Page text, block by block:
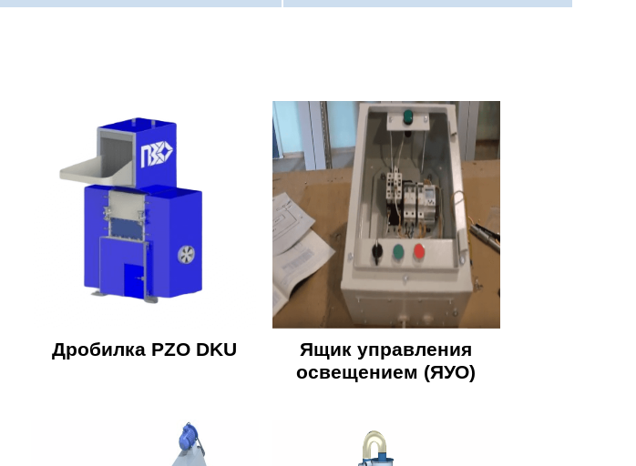
Дробилка PZO DKU
Ящик управления
освещением (ЯУО)